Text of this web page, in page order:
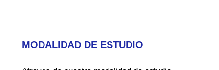
MODALIDAD DE ESTUDIO